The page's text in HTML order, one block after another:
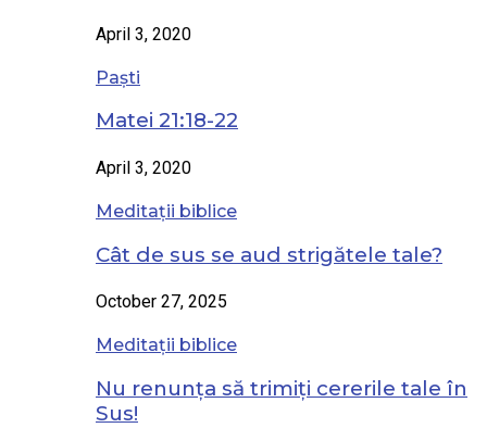
April 3, 2020
Paști
Matei 21:18-22
April 3, 2020
Meditații biblice
Cât de sus se aud strigătele tale?
October 27, 2025
Meditații biblice
Nu renunța să trimiți cererile tale în
Sus!